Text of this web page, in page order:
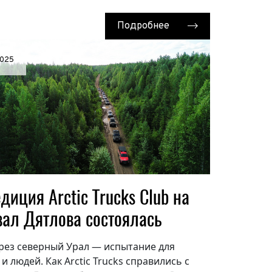
Подробнее
Arctic Trucks Club на
Дятлова состоялась
северный Урал — испытание для
людей. Как Arctic Trucks справились с